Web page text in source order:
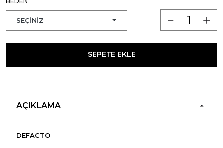
SEPETE EKLE
AÇIKLAMA
DEFACTO